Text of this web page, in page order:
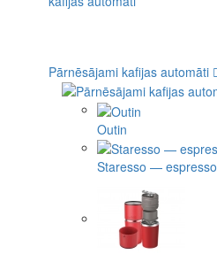
Pārnēsājami kafijas automāti
Outin
Staresso — espresso